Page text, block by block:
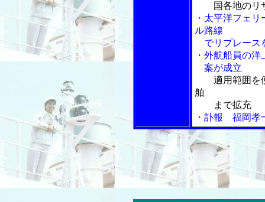
国各地のリサ
・太平洋フェ
ル路線
でリプレース
・外航船員の
案が成立
適用範囲を
舶
まで拡充
・訃報 福岡孝